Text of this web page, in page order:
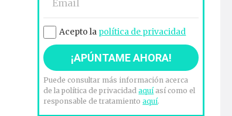
Acepto la política de privacidad
Puede consultar más información acerca
de la política de privacidadaquíasí como el
responsable de tratamientoaquí.